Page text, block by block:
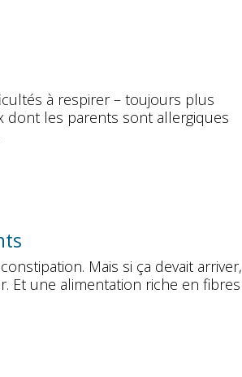
à respirer – toujours plus
dont les parents sont allergiques
Mais si ça devait arriver,
Et une alimentation riche en fibres